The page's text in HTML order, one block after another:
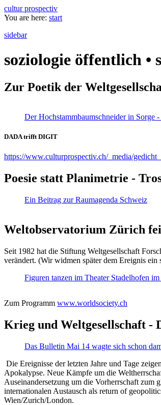
cultur prospectiv
You are here: start
sidebar
soziologie öffentlich •
Zur Poetik der
Der Hochstammbaumschneider in Sorge
DADA trifft DIGIT
https://www.culturprospectiv.ch/_media/
Poesie statt Planimetrie -
Ein Beitrag zur Raumagenda Schweiz
Weltobservatorium Zürich
Seit 1982 hat die Stiftung Weltgesellschaft
verändert. (Wir widmen später dem Ereignis ein
Figuren tanzen im Theater Stadelhofen
Zum Programm www.worldsociety.ch
Krieg und Weltgesellschaft -
Das Bulletin Mai 14 wagte sich schon
Die Ereignisse der letzten Jahre und Tage
Apokalypse. Neue Kämpfe um die
Auseinandersetzung um die Vorherrschaft zum
internationalen Austausch als return of
Wien/Zurich/London.